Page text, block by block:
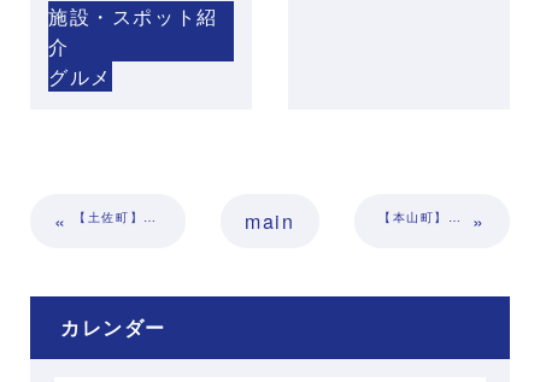
施設・スポット紹
介
グルメ
« 【土佐町】さめうらカヌーテラス5周年記念イベント main 【本山町】第12回大原文学ミニ講座 »
カレンダー